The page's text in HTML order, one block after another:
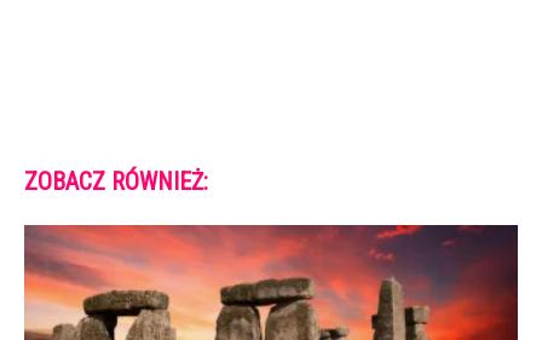
ZOBACZ RÓWNIEŻ: